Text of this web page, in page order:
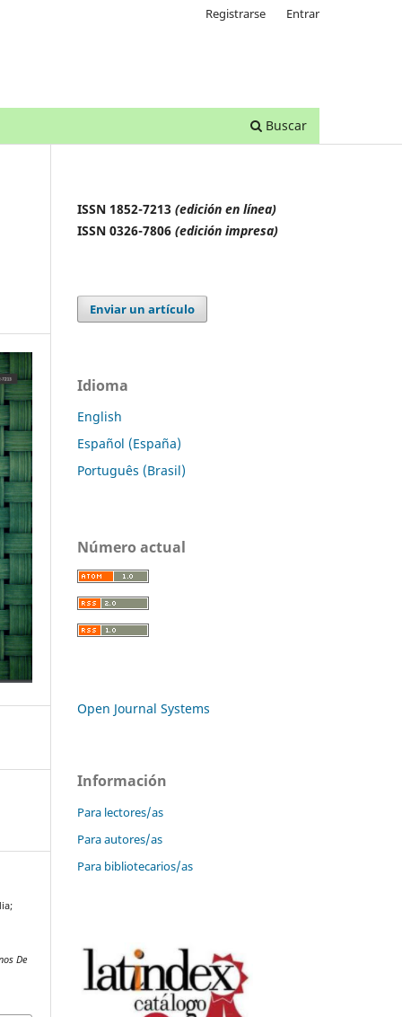
Buscar
Registrarse Entrar
De
ISSN 1852-7213 (edición en línea)
ISSN 0326-7806 (edición impresa)
Enviar un artículo
Idioma
English
Español (España)
Português (Brasil)
Número actual
Open Journal Systems
Información
Para lectores/as
Para autores/as
Para bibliotecarios/as